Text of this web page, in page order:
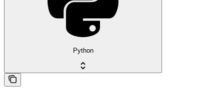
Python